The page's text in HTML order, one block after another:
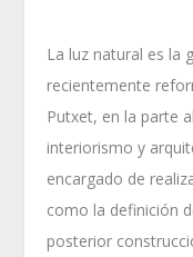
La luz natural es la
recientemente
Putxet, en la parte
interiorismo y
encargado de
como la definición
posterior